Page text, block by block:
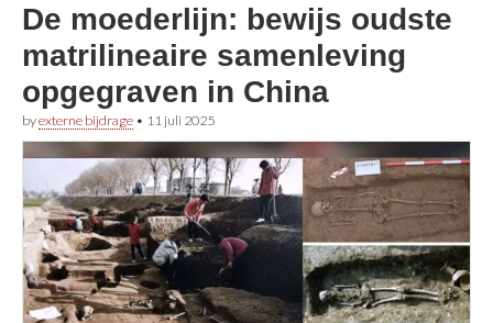
De moederlijn: bewijs oudste
matrilineaire samenleving
opgegraven in China
byexterne bijdrage • 11 juli 2025